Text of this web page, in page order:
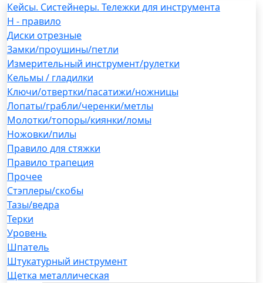
Кейсы. Систейнеры. Тележки для инструмента
H - правило
Диски отрезные
Замки/проушины/петли
Измерительный инструмент/рулетки
Кельмы / гладилки
Ключи/отвертки/пасатижи/ножницы
Лопаты/грабли/черенки/метлы
Молотки/топоры/киянки/ломы
Ножовки/пилы
Правило для стяжки
Правило трапеция
Прочее
Стэплеры/скобы
Тазы/ведра
Терки
Уровень
Шпатель
Штукатурный инструмент
Щетка металлическая